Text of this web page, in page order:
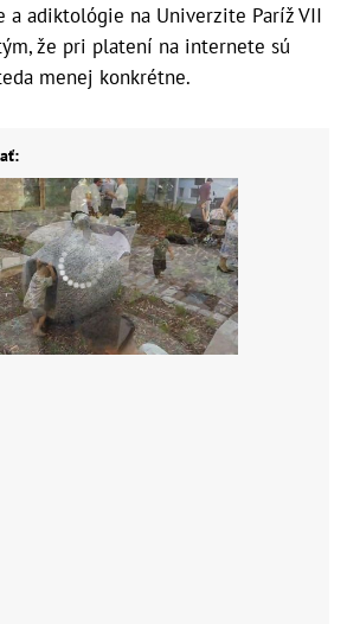
a adiktológie na Univerzite Paríž VII
že pri platení na internete sú
menej konkrétne.